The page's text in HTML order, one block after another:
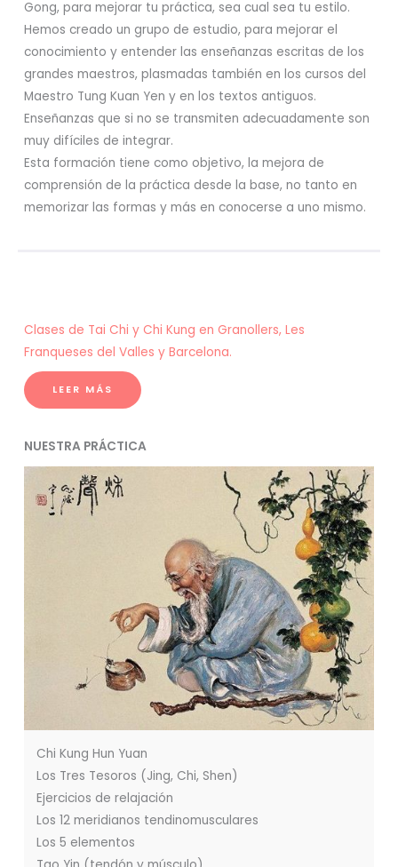
Gong, para mejorar tu práctica, sea cual sea tu estilo.
Hemos creado un grupo de estudio, para mejorar el
conocimiento y entender las enseñanzas escritas de los
grandes maestros, plasmadas también en los cursos del
Maestro Tung Kuan Yen y en los textos antiguos.
Enseñanzas que si no se transmiten adecuadamente son
muy difíciles de integrar.
Esta formación tiene como objetivo, la mejora de
comprensión de la práctica desde la base, no tanto en
memorizar las formas y más en conocerse a uno mismo.
Clases de Tai Chi y Chi Kung en Granollers, Les
Franqueses del Valles y Barcelona.
LEER MÁS
NUESTRA PRÁCTICA
Chi Kung Hun Yuan
Los Tres Tesoros (Jing, Chi, Shen)
Ejercicios de relajación
Los 12 meridianos tendinomusculares
Los 5 elementos